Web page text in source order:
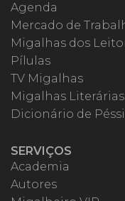
Agenda
Mercado de
Migalhas dos
Pílulas
TV Migalhas
Migalhas Literárias
Dicionário de
SERVIÇOS
Academia
Autores